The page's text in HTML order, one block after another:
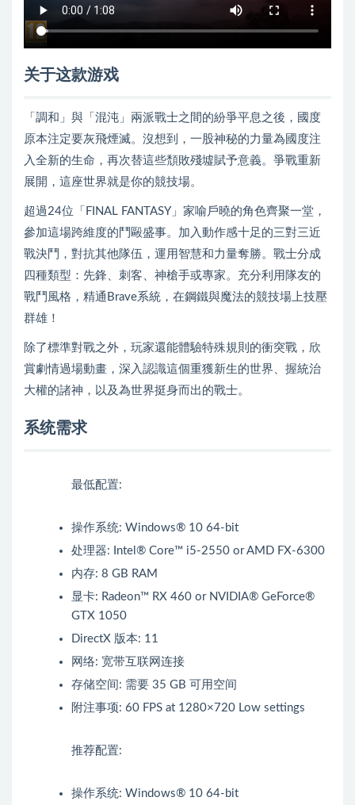
关于这款游戏
「調和」與「混沌」兩派戰士之間的紛爭平息之後，國度
原本注定要灰飛煙滅。沒想到，一股神秘的力量為國度注
入全新的生命，再次替這些頹敗殘墟賦予意義。爭戰重新
展開，這座世界就是你的競技場。
超過24位「FINAL FANTASY」家喻戶曉的角色齊聚一堂，
參加這場跨維度的鬥毆盛事。加入動作感十足的三對三近
戰決鬥，對抗其他隊伍，運用智慧和力量奪勝。戰士分成
四種類型：先鋒、刺客、神槍手或專家。充分利用隊友的
戰鬥風格，精通Brave系統，在鋼鐵與魔法的競技場上技壓
群雄！
除了標準對戰之外，玩家還能體驗特殊規則的衝突戰，欣
賞劇情過場動畫，深入認識這個重獲新生的世界、握統治
大權的諸神，以及為世界挺身而出的戰士。
系统需求
最低配置:
操作系统: Windows® 10 64-bit
处理器: Intel® Core™ i5-2550 or AMD FX-6300
内存: 8 GB RAM
显卡: Radeon™ RX 460 or NVIDIA® GeForce®
GTX 1050
DirectX 版本: 11
网络: 宽带互联网连接
存储空间: 需要 35 GB 可用空间
附注事项: 60 FPS at 1280×720 Low settings
推荐配置:
操作系统: Windows® 10 64-bit